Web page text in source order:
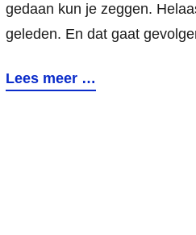
gedaan kun je zeggen.
geleden. En dat gaat
Lees meer …